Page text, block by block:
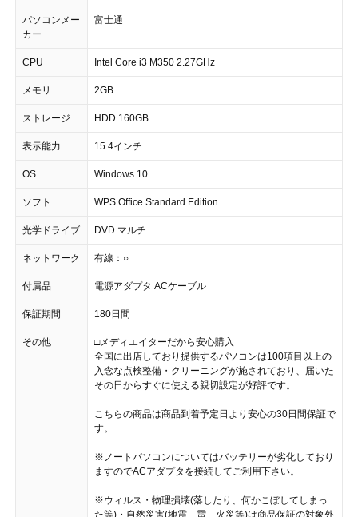
パソコンメー
カー
富士通
CPU Intel Core i3 M350 2.27GHz
メモリ 2GB
ストレージ HDD 160GB
表示能力 15.4インチ
OS Windows 10
ソフト WPS Office Standard Edition
光学ドライブ DVD マルチ
ネットワーク 有線：○
付属品 電源アダプタ ACケーブル
保証期間 180日間
その他
□メディエイターだから安心購入
全国に出店しており提供するパソコンは100項目以上の
入念な点検整備・クリーニングが施されており、届いた
その日からすぐに使える親切設定が好評です。
こちらの商品は商品到着予定日より安心の30日間保証で
す。
※ノートパソコンについてはバッテリーが劣化しており
ますのでACアダプタを接続してご利用下さい。
※ウィルス・物理損壊(落したり、何かこぼしてしまっ
た等)・自然災害(地震、雷、火災等)は商品保証の対象外